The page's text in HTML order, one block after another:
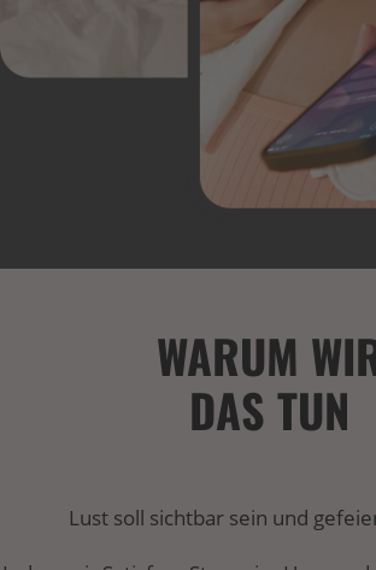
WARUM
DAS TUN
Lust soll sichtbar sein und